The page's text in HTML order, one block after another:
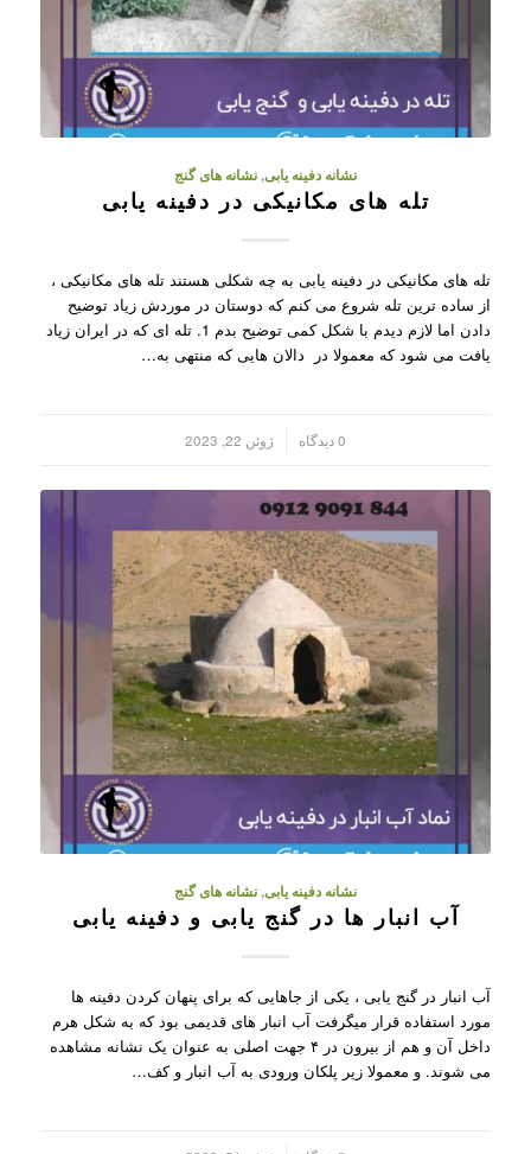
نشانه دفینه یابی,نشانه های گنج
تله های مکانیکی در دفینه یابی
تله های مکانیکی در دفینه یابی به چه شکلی هستند تله های مکانیکی ،
از ساده ترین تله شروع می کنم که دوستان در موردش زیاد توضیح
دادن اما لازم دیدم با شکل کمی توضیح بدم 1. تله ای که در ایران زیاد
یافت می شود که معمولا در دالان هایی که منتهی به…
0 دیدگاه ژوئن 22, 2023
نشانه دفینه یابی,نشانه های گنج
آب انبار ها در گنج یابی و دفینه یابی
آب انبار در گنج یابی ، یکی از جاهایی که برای پنهان کردن دفینه ها
مورد استفاده قرار میگرفت آب انبار های قدیمی بود که به شکل هرم
داخل آن و هم از بیرون در ۴ جهت اصلی به عنوان یک نشانه مشاهده
می شوند. و معمولا زیر پلکان ورودی به آب انبار و کف…